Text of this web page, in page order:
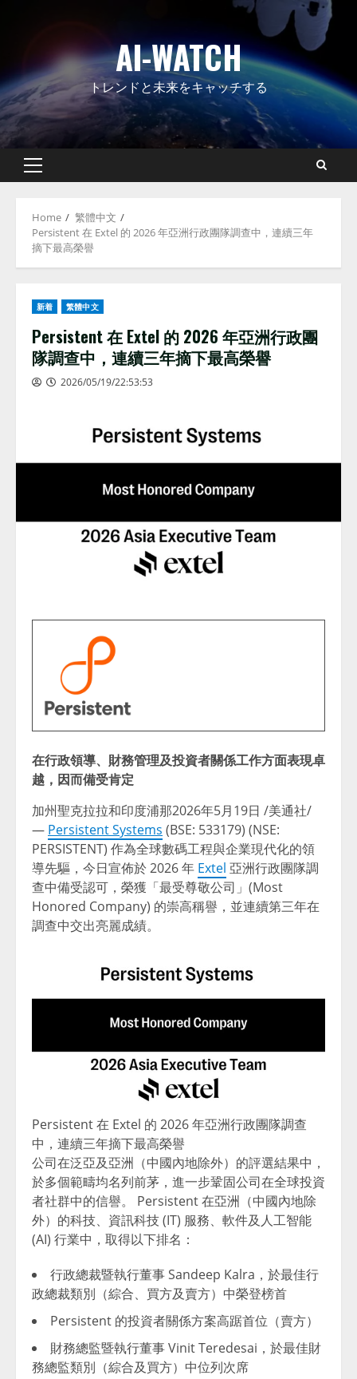
AI-WATCH
トレンドと未来をキャッチする
Primary
Home
繁體中文
Persistent 在 Extel 的 2026 年亞洲行政團隊調查中，連續三年
摘下最高榮譽
新着 繁體中文
Persistent 在 Extel 的 2026 年亞洲行政團
隊調查中，連續三年摘下最高榮譽
2026/05/19/22:53:53
在行政領導、財務管理及投資者關係工作方面表現卓
越，因而備受肯定
加州聖克拉拉和印度浦那2026年5月19日 /美通社/
— Persistent Systems (BSE: 533179) (NSE:
PERSISTENT) 作為全球數碼工程與企業現代化的領
導先驅，今日宣佈於 2026 年 Extel 亞洲行政團隊調
查中備受認可，榮獲「最受尊敬公司」(Most
Honored Company) 的崇高稱譽，並連續第三年在
調查中交出亮麗成績。
Persistent 在 Extel 的 2026 年亞洲行政團隊調查
中，連續三年摘下最高榮譽
公司在泛亞及亞洲（中國內地除外）的評選結果中，
於多個範疇均名列前茅，進一步鞏固公司在全球投資
者社群中的信譽。 Persistent 在亞洲（中國內地除
外）的科技、資訊科技 (IT) 服務、軟件及人工智能
(AI) 行業中，取得以下排名：
行政總裁暨執行董事 Sandeep Kalra，於最佳行
政總裁類別（綜合、買方及賣方）中榮登榜首
Persistent 的投資者關係方案高踞首位（賣方）
財務總監暨執行董事 Vinit Teredesai，於最佳財
務總監類別（綜合及買方）中位列次席